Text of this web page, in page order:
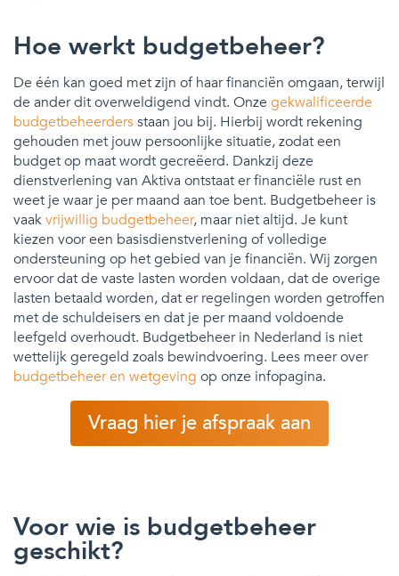
Hoe werkt budgetbeheer?
De één kan goed met zijn of haar financiën omgaan, terwijl
de ander dit overweldigend vindt. Onze gekwalificeerde
budgetbeheerdersstaan jou bij. Hierbij wordt rekening
gehouden met jouw persoonlijke situatie, zodat een
budget op maat wordt gecreëerd. Dankzij deze
dienstverlening van Aktiva ontstaat er financiële rust en
weet je waar je per maand aan toe bent. Budgetbeheer is
vaakvrijwillig budgetbeheer, maar niet altijd. Je kunt
kiezen voor een basisdienstverlening of volledige
ondersteuning op het gebied van je financiën. Wij zorgen
ervoor dat de vaste lasten worden voldaan, dat de overige
lasten betaald worden, dat er regelingen worden getroffen
met de schuldeisers en dat je per maand voldoende
leefgeld overhoudt. Budgetbeheer in Nederland is niet
wettelijk geregeld zoals bewindvoering. Lees meer over
budgetbeheer en wetgeving op onze infopagina.
Vraag hier je afspraak aan
Voor wie is budgetbeheer
geschikt?